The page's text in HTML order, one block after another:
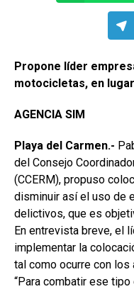
Propone líder
motocicletas, en lugar
AGENCIA SIM
Playa del Carmen.-
del Consejo
(CCERM), propuso
disminuir así el uso de
delictivos, que es
En entrevista breve, el
implementar la
tal como ocurre con los
“Para combatir ese